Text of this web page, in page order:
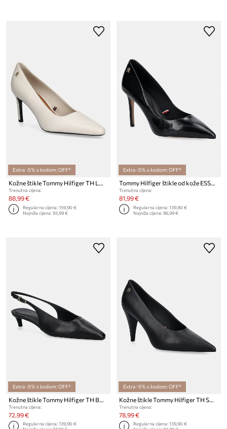
Extra -5% s kodom: OFF*
Kožne štikle Tommy Hilfiger TH LOGO LTH PUMP SLANTED HL
Trenutna cijena:
88,99 €
Regularna cijena:159,90 €
Najniža cijena:93,99 €
Extra -5% s kodom: OFF*
Tommy Hilfiger štikle od kože ESSENTIAL POINTED PUMP
Trenutna cijena:
81,99 €
Regularna cijena:139,90 €
Najniža cijena:86,99 €
Extra -5% s kodom: OFF*
Trenutna cijena:
72,99 €
Regularna cijena:139,90 €
Extra -5% s kodom: OFF*
Trenutna cijena:
78,99 €
Regularna cijena:139,90 €